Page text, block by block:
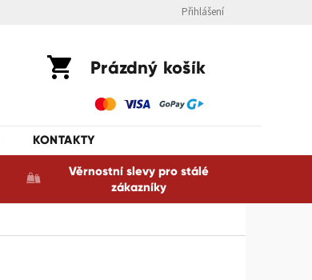
Přihlášení
Nákupní
Prázdný košík
KONTAKTY
Věrnostní slevy pro stálé
zákazníky